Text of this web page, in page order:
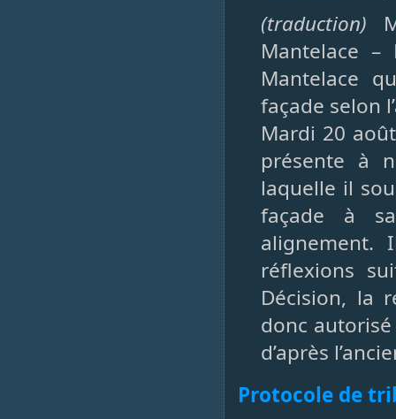
(traduction)
Mantelace
Mantelace
façade selon
Mardi 20
présente à
laquelle il
façade à
alignement.
réflexions
Décision, la
donc
d’après
Protocole de